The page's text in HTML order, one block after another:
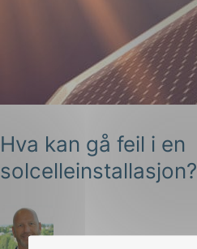
Hva kan gå feil i en
solcelleinstallasjon?